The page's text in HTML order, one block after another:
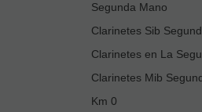
Segunda Mano
Clarinetes Sib
Clarinetes en La
Clarinetes Mib
Km 0